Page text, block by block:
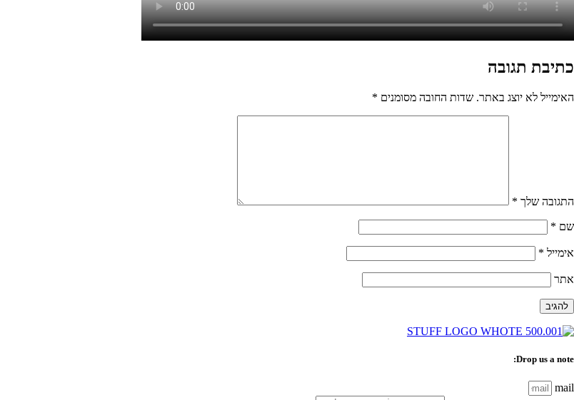
כתיבת תגובה
האימייל לא יוצג באתר. שדות החובה מסומנים *
התגובה שלך *
שם *
אימייל *
אתר
Drop us a note:
mail